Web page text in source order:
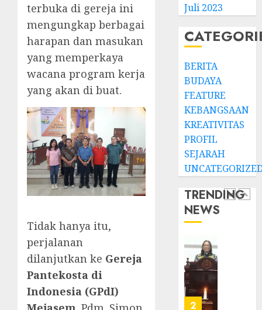
terbuka di gereja ini
mengungkap berbagai
harapan dan masukan
yang memperkaya
wacana program kerja
yang akan di buat.
Tidak hanya itu,
perjalanan
dilanjutkan ke Gereja
Pantekosta di
Indonesia (GPdI)
Juli 2023
BERITA
BUDAYA
FEATURE
KEBANGSAAN
KREATIVITAS
PROFIL
SEJARAH
TRENDING
NEWS
GKAI
5
25
Tahun
Gereja
1
2026
GKJ
ke
Taman
2
Firman
di
3